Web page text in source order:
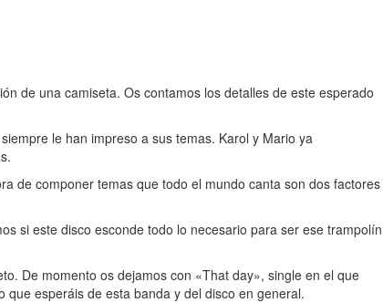
de una camiseta. Os contamos los detalles de este esperado
le han impreso a sus temas. Karol y Mario ya
de componer temas que todo el mundo canta son dos factores
si este disco esconde todo lo necesario para ser ese trampolín
De momento os dejamos con «That day», single en el que
esperáis de esta banda y del disco en general.